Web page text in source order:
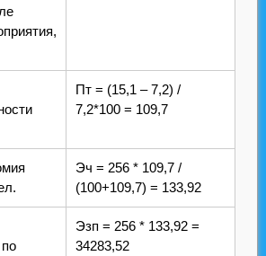
Пт = (15,1 – 7,2) /
7,2*100 = 109,7
Эч = 256 * 109,7 /
(100+109,7) = 133,92
Эзп = 256 * 133,92 =
34283,52